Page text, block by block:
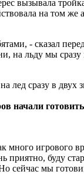
вызывала
на том же
- сказал
на льду мы сразу
лед сразу в двух
начали
много игрового
буду
сейчас мы